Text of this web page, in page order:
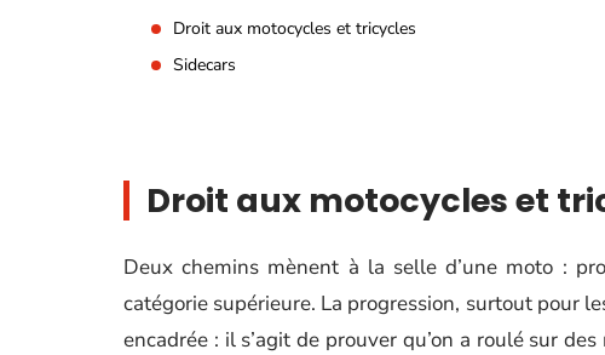
Droit aux motocycles et tricycles
Sidecars
Droit aux motocycles et
Deux chemins mènent à la selle d’une moto :
catégorie supérieure. La progression, surtout pour
encadrée : il s’agit de prouver qu’on a roulé sur